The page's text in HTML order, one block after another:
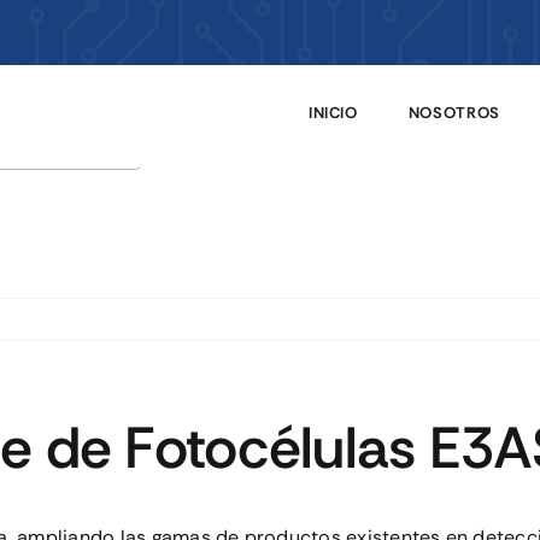
INICIO NOSOTROS
de Fotocélulas